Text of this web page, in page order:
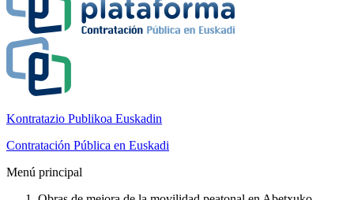
Kontratazio Publikoa Euskadin
Contratación Pública en Euskadi
Menú principal